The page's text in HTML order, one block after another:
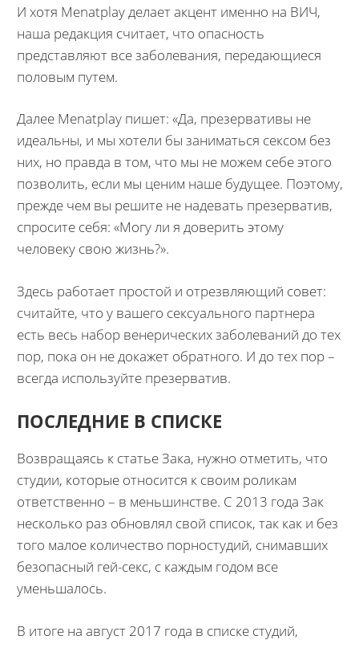
И хотя Menatplay делает акцент именно на ВИЧ,
наша редакция считает, что опасность
представляют все заболевания, передающиеся
половым путем.
Далее Menatplay пишет: «Да, презервативы не
идеальны, и мы хотели бы заниматься сексом без
них, но правда в том, что мы не можем себе этого
позволить, если мы ценим наше будущее. Поэтому,
прежде чем вы решите не надевать презерватив,
спросите себя: «Могу ли я доверить этому
человеку свою жизнь?».
Здесь работает простой и отрезвляющий совет:
считайте, что у вашего сексуального партнера
есть весь набор венерических заболеваний до тех
пор, пока он не докажет обратного. И до тех пор –
всегда используйте презерватив.
ПОСЛЕДНИЕ В СПИСКЕ
Возвращаясь к статье Зака, нужно отметить, что
студии, которые относится к своим роликам
ответственно – в меньшинстве. С 2013 года Зак
несколько раз обновлял свой список, так как и без
того малое количество порностудий, снимавших
безопасный гей-секс, с каждым годом все
уменьшалось.
В итоге на август 2017 года в списке студий,